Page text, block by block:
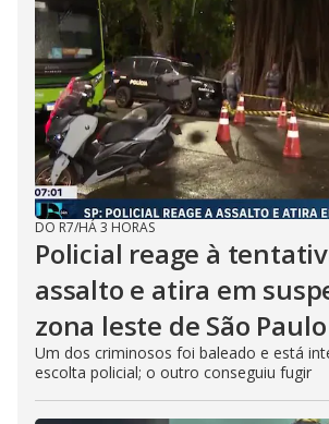
DO R7/HÁ 3 HORAS
Policial reage à
assalto e atira em
zona leste de São Paulo
Um dos criminosos foi baleado e está
escolta policial; o outro conseguiu fugir